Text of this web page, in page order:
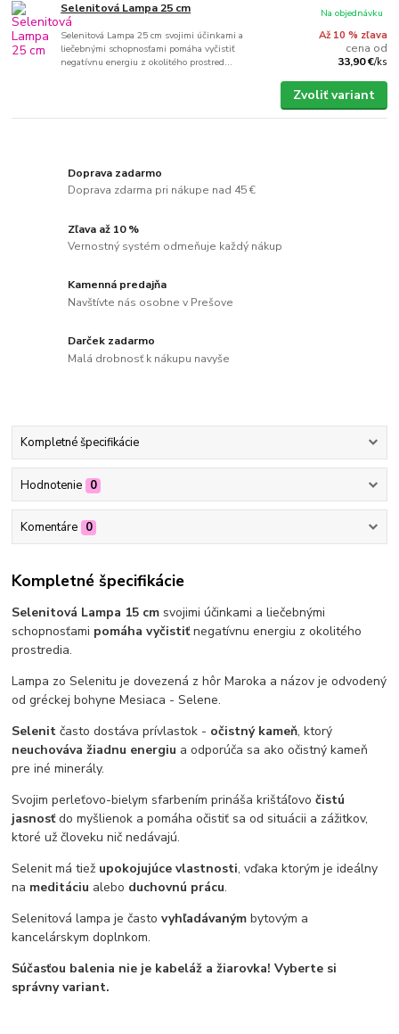
Selenitová Lampa 25 cm
Selenitová Lampa 25 cm svojimi účinkami a
liečebnými schopnosťami pomáha vyčistiť
negatívnu energiu z okolitého prostred...
Až 10 % zľava
cena od
33,90 €/ks
Na objednávku
Zvoliť variant
Doprava zadarmo
Doprava zdarma pri nákupe nad 45 €
Zľava až 10 %
Vernostný systém odmeňuje každý nákup
Kamenná predajňa
Navštívte nás osobne v Prešove
Darček zadarmo
Malá drobnosť k nákupu navyše
Kompletné špecifikácie
Hodnotenie 0
Komentáre 0
Kompletné špecifikácie
Selenitová Lampa 15 cm svojimi účinkami a liečebnými
schopnosťami pomáha vyčistiťnegatívnu energiu z okolitého
prostredia.
Lampa zo Selenitu je dovezená z hôr Maroka a názov je odvodený
od gréckej bohyne Mesiaca - Selene.
Selenitčasto dostáva prívlastok - očistný kameň, ktorý
neuchováva žiadnu energiu a odporúča sa ako očistný kameň
pre iné minerály.
Svojim perleťovo-bielym sfarbením prináša krištáľovočistú
jasnosťdo myšlienok a pomáha očistiť sa od situácii a zážitkov,
ktoré už človeku nič nedávajú.
Selenit má tiež upokojujúce vlastnosti, vďaka ktorým je ideálny
na meditáciu alebo duchovnú prácu.
Selenitová lampa je častovyhľadávanýmbytovým a
kancelárskym doplnkom.
Súčasťou balenia nie je kabeláž a žiarovka! Vyberte si
správny variant.